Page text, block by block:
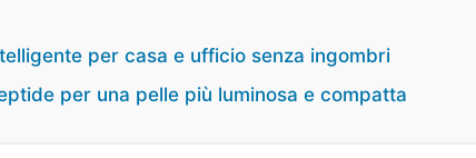
per casa e ufficio senza ingombri
per una pelle più luminosa e compatta